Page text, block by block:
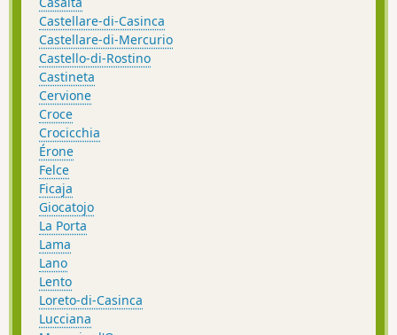
Castellare-di-Casinca
Castellare-di-Mercurio
Castello-di-Rostino
Castineta
Cervione
Croce
Crocicchia
Érone
Felce
Ficaja
Giocatojo
La Porta
Lama
Lano
Lento
Loreto-di-Casinca
Lucciana